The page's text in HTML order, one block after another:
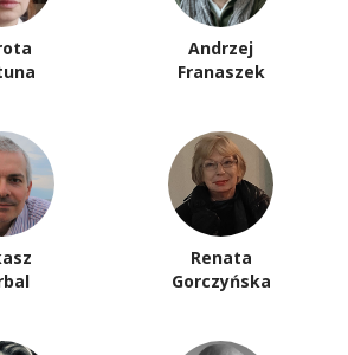
Andrzej
Franaszek
Renata
Gorczyńska